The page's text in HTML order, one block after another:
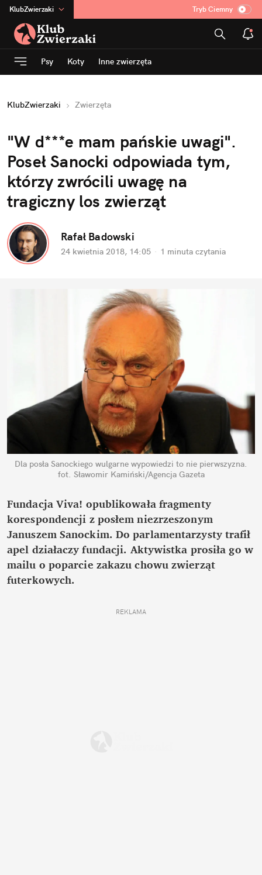
KlubZwierzaki
na:Temat
INN:Poland
ASZ:dziennik
dad :HERO
Tryb Ciemny
Psy Koty Inne zwierzęta
KlubZwierzaki Zwierzęta
"W d***e mam pańskie uwagi".
Poseł Sanocki odpowiada tym,
którzy zwrócili uwagę na
tragiczny los zwierząt
Rafał Badowski
24 kwietnia 2018, 14:05 · 1 minuta czytania
Dla posła Sanockiego wulgarne wypowiedzi to nie pierwszyzna.
fot. Sławomir Kamiński/Agencja Gazeta
Fundacja Viva! opublikowała fragmenty
korespondencji z posłem niezrzeszonym
Januszem Sanockim. Do parlamentarzysty trafił
apel działaczy fundacji. Aktywistka prosiła go w
mailu o poparcie zakazu chowu zwierząt
futerkowych.
REKLAMA